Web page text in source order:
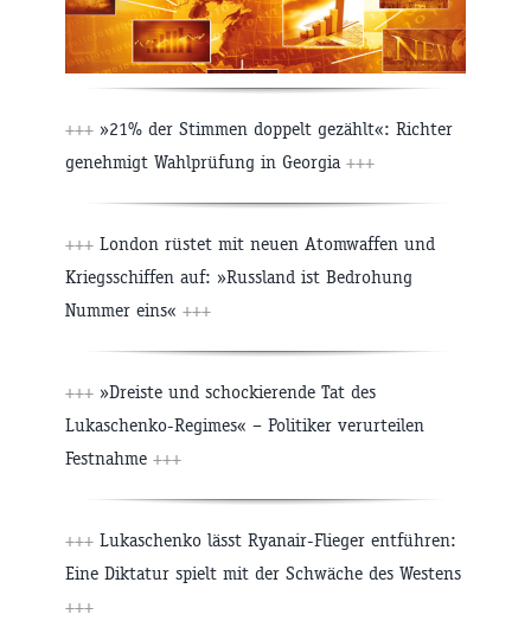
+++ »21% der Stimmen doppelt gezählt«: Richter
genehmigt Wahlprüfung in Georgia +++
+++ London rüstet mit neuen Atomwaffen und
Kriegsschiffen auf: »Russland ist Bedrohung
Nummer eins« +++
+++ »Dreiste und schockierende Tat des
Lukaschenko-Regimes« – Politiker verurteilen
Festnahme +++
+++ Lukaschenko lässt Ryanair-Flieger entführen:
Eine Diktatur spielt mit der Schwäche des Westens
+++